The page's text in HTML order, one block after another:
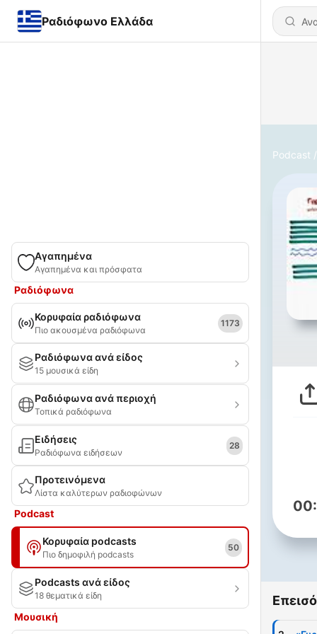
Ραδιόφωνο Ελλάδα
Αγαπημένα
Αγαπημένα και πρόσφατα
Ραδιόφωνα
Κορυφαία ραδιόφωνα
Πιο ακουσμένα ραδιόφωνα
1173
Ραδιόφωνα ανά είδος
15 μουσικά είδη
Ραδιόφωνα ανά περιοχή
Τοπικά ραδιόφωνα
Ειδήσεις
Ραδιόφωνα ειδήσεων
28
Προτεινόμενα
Λίστα καλύτερων ραδιοφώνων
Podcast
Κορυφαία podcasts
Πιο δημοφιλή podcasts
50
Podcasts ανά είδος
18 θεματικά είδη
Μουσική
Podcast